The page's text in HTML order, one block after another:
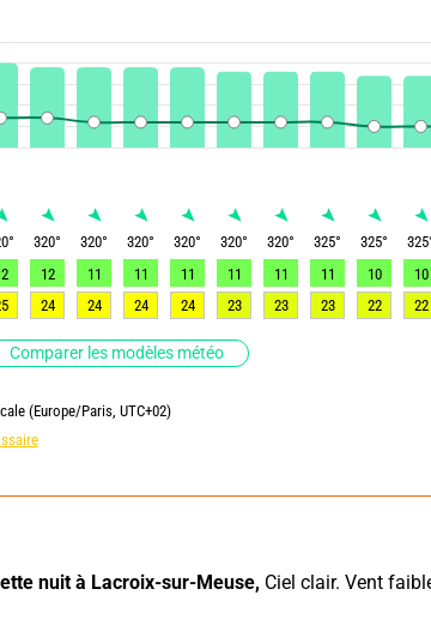
Comparer les modèles météo
° 320° 320° 320° 320° 320° 320° 325° 325° 325
12 11 11 11 11 11 11 10 10
24 24 24 24 23 23 23 22 22
(Europe/Paris, UTC+02)
nuit à Lacroix-sur-Meuse, Ciel clair. Vent